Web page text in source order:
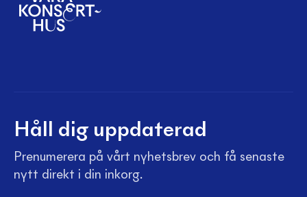
Håll dig uppdaterad
Prenumerera på vårt nyhetsbrev och få senaste
nytt direkt i din inkorg.